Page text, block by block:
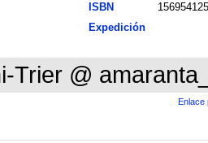
ISBN
Expedición
Trier @
Enlace